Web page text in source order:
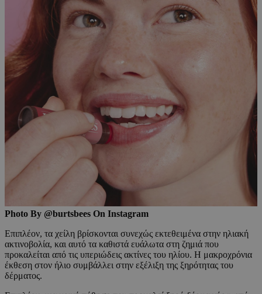
Photo By @burtsbees On Instagram
Επιπλέον, τα χείλη βρίσκονται συνεχώς εκτεθειμένα στην ηλιακή
ακτινοβολία, και αυτό τα καθιστά ευάλωτα στη ζημιά που
προκαλείται από τις υπεριώδεις ακτίνες του ηλίου. Η μακροχρόνια
έκθεση στον ήλιο συμβάλλει στην εξέλιξη της ξηρότητας του
δέρματος.